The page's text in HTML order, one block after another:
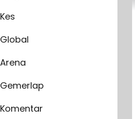
Kes
Global
Arena
Gemerlap
Komentar